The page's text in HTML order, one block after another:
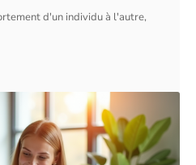
d'un individu à l'autre,